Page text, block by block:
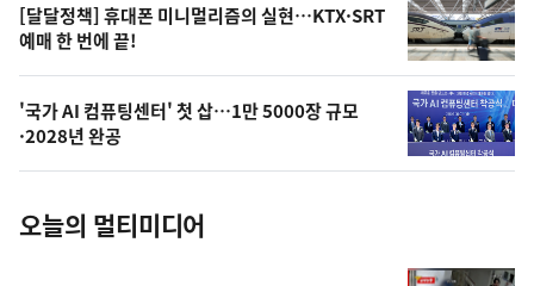
오
늘
의
사
진
[달달정책] 휴대폰 미니멀리즘의 실현…KTX·SRT
예매 한 번에 끝!
'국가 AI 컴퓨팅센터' 첫 삽…1만 5000장 규모
·2028년 완공
오늘의 멀티미디어